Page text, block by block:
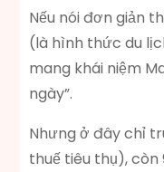
Nếu nói đơn giản
(là hình thức du
mang khái niệm
ngày”.
Nhưng ở đây chỉ
thuế tiêu thụ), còn